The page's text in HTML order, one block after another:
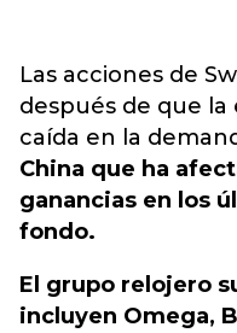
Las acciones de
después de que la
caída en la
China que ha
ganancias en los
fondo.
El grupo relojero
incluyen Omega,